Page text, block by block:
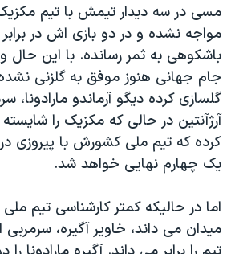
گالری عکس
آرشیو پخش زنده
اعتراضات زن، زندگی، آزادی
مجموعه مستندهای دادخواهی
تریبونال مردمی آبان ۹۸
دادگاه حمید نوری
چهل سال گروگان‌گیری
قانون شفافیت دارائی کادر رهبری ایران
اسرائیل در جنگ
نرگس محمدی برنده جایزه نوبل صلح
مسی در سه دیدار تیمش با تیم
مواجه نشده و در دو بازی اش در
باشکوهی به ثمر رسانده. با این حال
جام جهانی هنوز موفق به گلزنی
گلسازی کرده دیگو آرماندو مارادونا،
آرژآنتین در حالی که مکزیک را شایسته
کرده که تیم ملی کشورش با پیروزی در
یک چهارم نهایی خواهد شد.
اما در حالیکه کمتر کارشناسی تیم
میدان می داند، خاویر آگیره،